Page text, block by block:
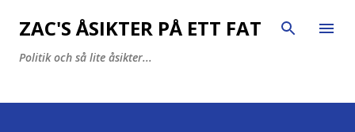
Fortsätt till huvudinnehåll
ZAC'S ÅSIKTER PÅ ETT FAT
Politik och så lite åsikter...